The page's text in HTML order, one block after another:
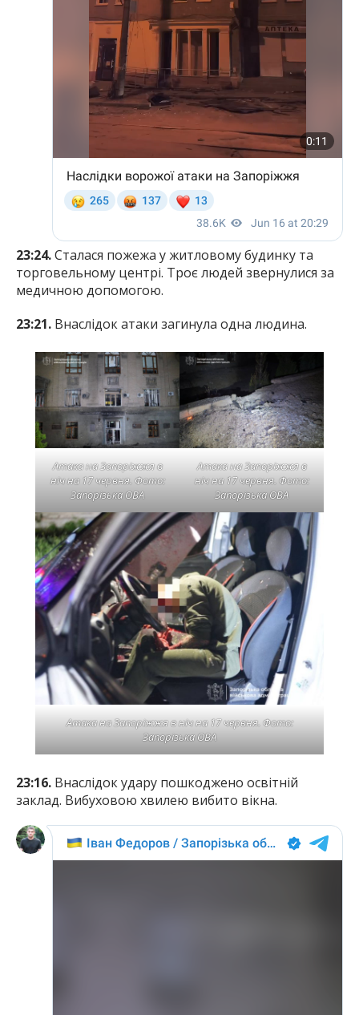
23:24.Сталася пожежа у житловому будинку та
торговельному центрі. Троє людей звернулися за
медичною допомогою.
23:21. Внаслідок атаки загинула одна людина.
Атака на Запоріжжя в
ніч на 17 червня. Фото:
Запорізька ОВА
Атака на Запоріжжя в
ніч на 17 червня. Фото:
Запорізька ОВА
Атака на Запоріжжя в ніч на 17 червня. Фото:
Запорізька ОВА
23:16. Внаслідок удару пошкоджено освітній
заклад. Вибуховою хвилею вибито вікна.